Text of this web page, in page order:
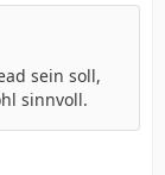
sein soll,
sinnvoll.